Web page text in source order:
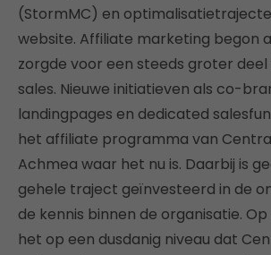
(StormMC) en
website. Affiliate marketing begon
zorgde voor een steeds groter deel
sales. Nieuwe initiatieven als co-
landingpages en dedicated
het affiliate programma van
Achmea waar het nu is. Daarbij is
gehele traject geïnvesteerd in de
de kennis binnen de organisatie.
het op een dusdanig niveau dat